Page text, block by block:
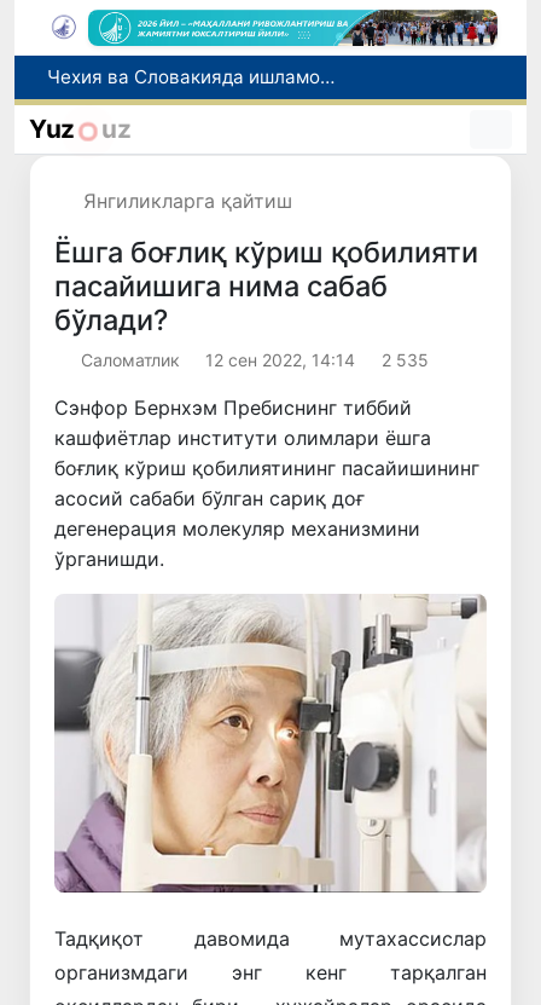
Боланинг фамилиясига отасининг исмини беришга рухсат берилади
Беҳруз Каримов фаолиятини Швейцариянинг «Лугано» клубида давом эттиради
Yuz uz
Янгиликларга қайтиш
Ёшга боғлиқ кўриш қобилияти
пасайишига нима сабаб
бўлади?
Саломатлик 12 сен 2022, 14:14 2 535
Сэнфор Бернхэм Пребиснинг тиббий
кашфиётлар институти олимлари ёшга
боғлиқ кўриш қобилиятининг пасайишининг
асосий сабаби бўлган сариқ доғ
дегенерация молекуляр механизмини
ўрганишди.
Тадқиқот давомида мутахассислар
организмдаги энг кенг тарқалган